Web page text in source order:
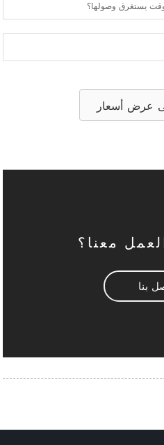
يستغرق وصولها؟
عرض أسعار
معنا؟
بنا